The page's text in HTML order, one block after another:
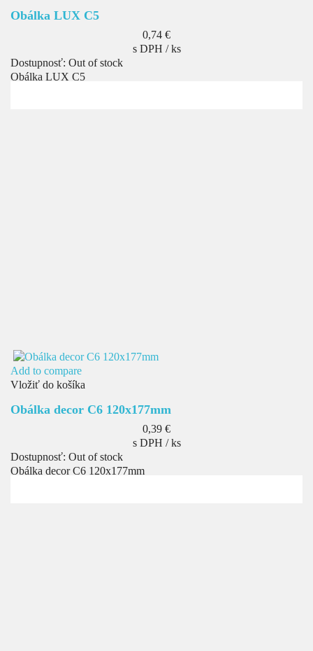
Obálka LUX C5
Cena
0,74 €
s DPH / ks
Dostupnosť: Out of stock
Obálka LUX C5
Add to compare
Vložiť do košíka
Obálka decor C6 120x177mm
Cena
0,39 €
s DPH / ks
Dostupnosť: Out of stock
Obálka decor C6 120x177mm